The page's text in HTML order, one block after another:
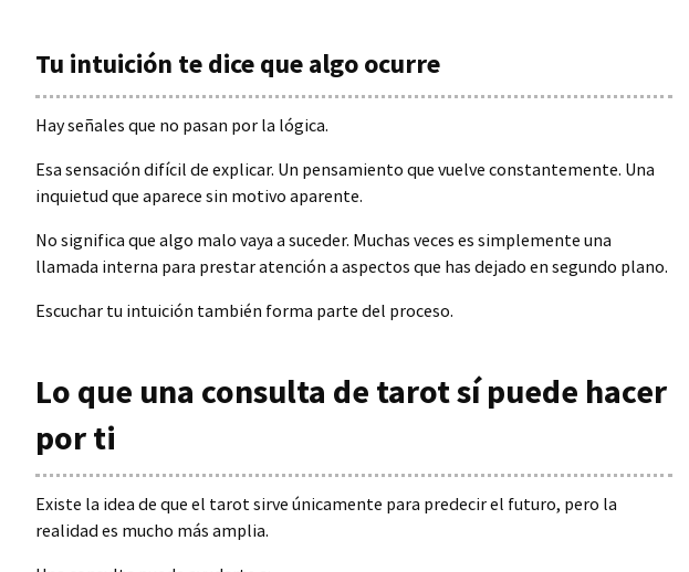
Tu intuición te dice que algo ocurre
Hay señales que no pasan por la lógica.
Esa sensación difícil de explicar. Un pensamiento que vuelve constantemente. Una
inquietud que aparece sin motivo aparente.
No significa que algo malo vaya a suceder. Muchas veces es simplemente una
llamada interna para prestar atención a aspectos que has dejado en segundo plano.
Escuchar tu intuición también forma parte del proceso.
Lo que una consulta de tarot sí puede hacer
por ti
Existe la idea de que el tarot sirve únicamente para predecir el futuro, pero la
realidad es mucho más amplia.